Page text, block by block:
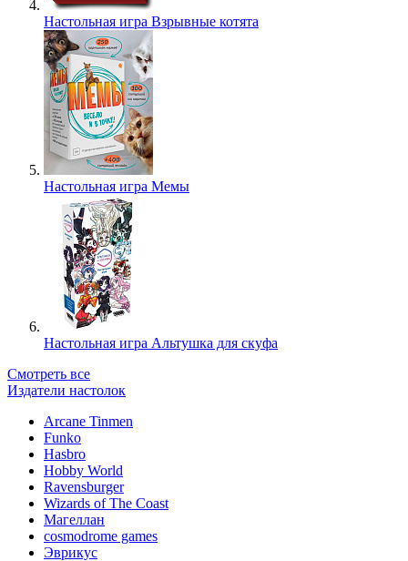
Настольная игра Взрывные котята
Настольная игра Мемы
Настольная игра Альтушка для скуфа
Смотреть все
Издатели настолок
Arcane Tinmen
Funko
Hasbro
Hobby World
Ravensburger
Wizards of The Coast
Магеллан
сosmodrome games
Эврикус